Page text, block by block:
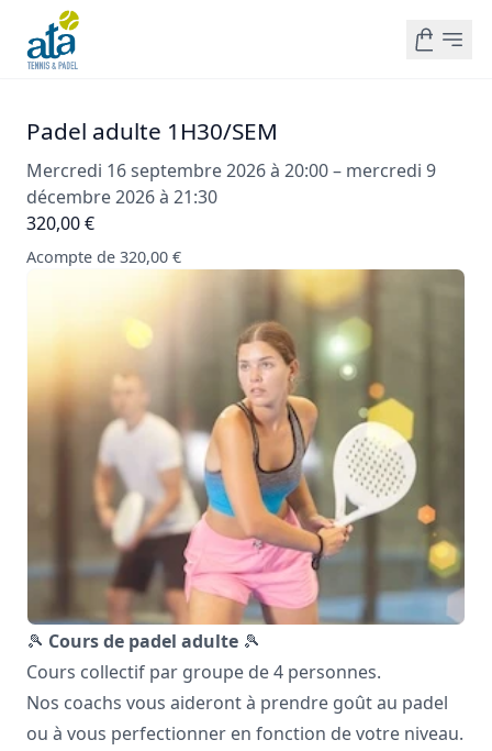
Padel adulte 1H30/SEM
Mercredi 16 septembre 2026 à 20:00 – mercredi 9
décembre 2026 à 21:30
320,00 €
Acompte de 320,00 €
🎾 Cours de padel adulte 🎾
Cours collectif par groupe de 4 personnes.
Nos coachs vous aideront à prendre goût au padel
ou à vous perfectionner en fonction de votre niveau.